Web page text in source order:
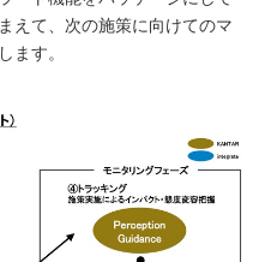
えて、次の施策に向けてのマ
ます。